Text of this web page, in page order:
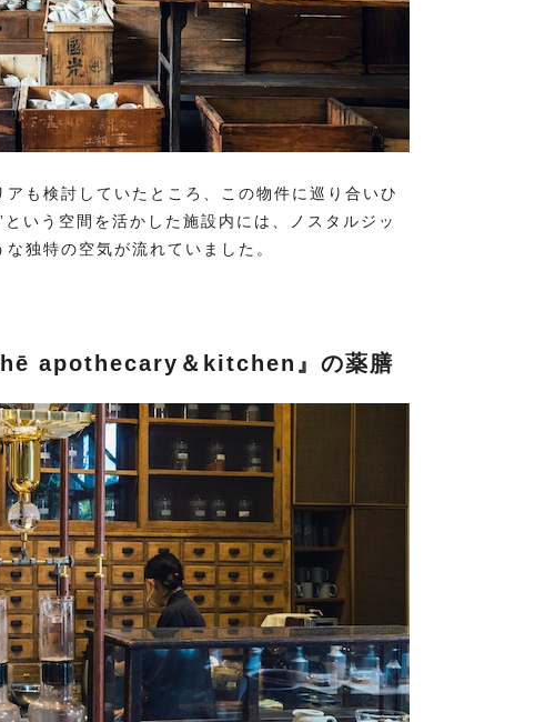
も検討していたところ、この物件に巡り合いひ
いう空間を活かした施設内には、ノスタルジッ
独特の空気が流れていました。
apothecary＆kitchen』の薬膳